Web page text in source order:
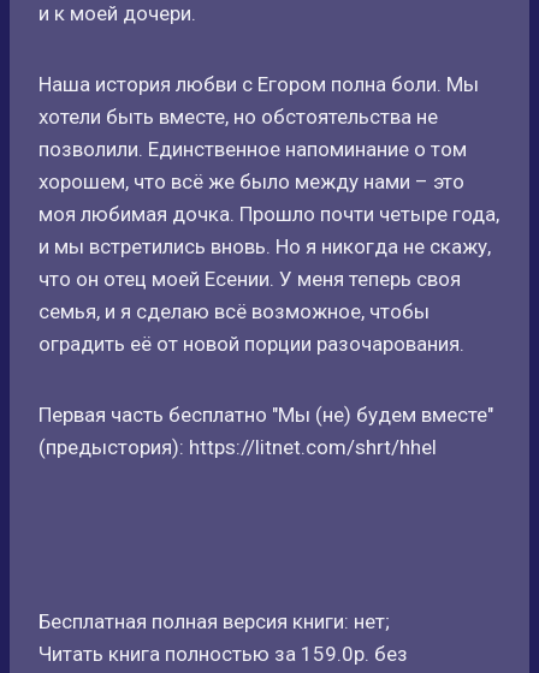
и к моей дочери.
Наша история любви с Егором полна боли. Мы
хотели быть вместе, но обстоятельства не
позволили. Единственное напоминание о том
хорошем, что всё же было между нами – это
моя любимая дочка. Прошло почти четыре года,
и мы встретились вновь. Но я никогда не скажу,
что он отец моей Есении. У меня теперь своя
семья, и я сделаю всё возможное, чтобы
оградить её от новой порции разочарования.
Первая часть бесплатно "Мы (не) будем вместе"
(предыстория): https://litnet.com/shrt/hhel
Бесплатная полная версия книги: нет;
Читать книга полностью за 159.0р. без